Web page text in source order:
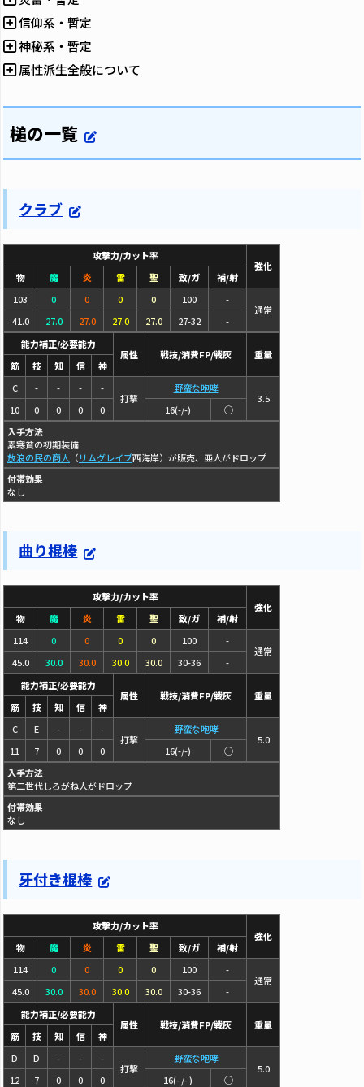
信仰系・暫定
神秘系・暫定
属性派生全般について
槌の一覧
クラブ
攻撃力/カット率
強化
物
魔 炎 雷 聖 致/ガ
補/射
103
0 0 0 0 100
-
通常
41.0
27.0 27.0 27.0 27.0 27-32
-
能力補正/必要能力
属性
戦技/消費FP/戦灰
重量
筋
技 知 信
神
C
- - -
-
打撃
野蛮な咆哮
3.5
10
0 0 0 0 16(-/-)
◯
入手方法
素寒貧の初期装備
放浪の民の商人 （リムグレイブ西海岸）が販売、亜人がドロップ
付帯効果
なし
曲り棍棒
攻撃力/カット率
強化
物
魔 炎 雷 聖 致/ガ
補/射
114
0 0 0 0 100
-
通常
45.0
30.0 30.0 30.0 30.0 30-36
-
能力補正/必要能力
属性
戦技/消費FP/戦灰
重量
筋
技 知 信
神
C
E - -
-
打撃
野蛮な咆哮
5.0
11
7 0 0 0 16(-/-)
◯
入手方法
第二世代しろがね人がドロップ
付帯効果
なし
牙付き棍棒
攻撃力/カット率
強化
物
魔 炎 雷 聖 致/ガ
補/射
114
0 0 0 0 100
-
通常
45.0
30.0 30.0 30.0 30.0 30-36
-
能力補正/必要能力
属性
戦技/消費FP/戦灰
重量
筋
技 知 信
神
D
D - -
-
打撃
野蛮な咆哮
5.0
12
7 0 0 0 16(- /- )
◯